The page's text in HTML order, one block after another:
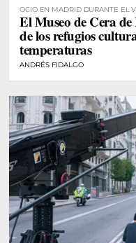
OCIO EN MADRID DURANTE EL
El Museo de Cera
de los refugios
temperaturas
ANDRÉS FIDALGO